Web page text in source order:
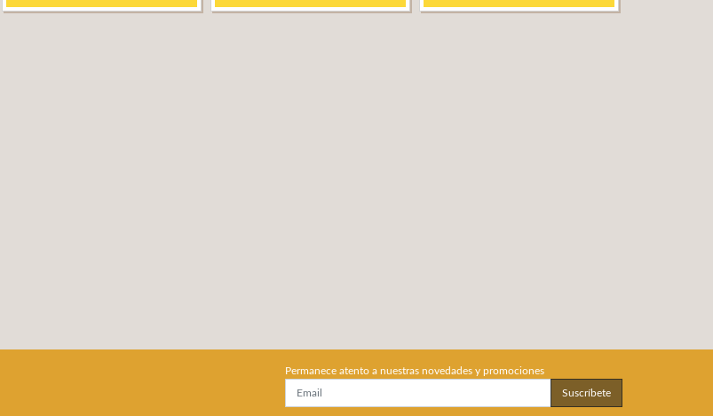
Permanece atento a nuestras novedades y promociones
Suscríbete